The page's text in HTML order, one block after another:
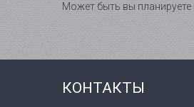
Может быть вы планируете
КОНТАКТЫ